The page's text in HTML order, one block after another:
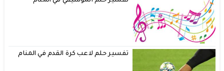
تفسير حلم لاعب كرة القدم في المنام